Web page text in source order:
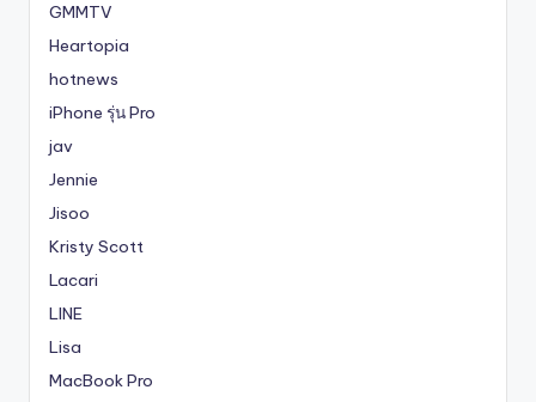
GMMTV
Heartopia
hotnews
iPhone รุ่น Pro
jav
Jennie
Jisoo
Kristy Scott
Lacari
LINE
Lisa
MacBook Pro